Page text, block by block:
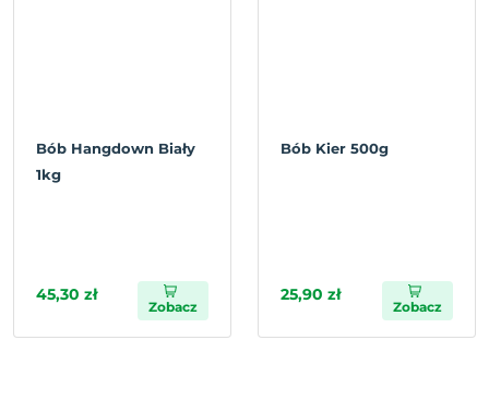
Bób Hangdown Biały
1kg
45,30 zł
Zobacz
Bób Kier 500g
25,90 zł
Zobacz